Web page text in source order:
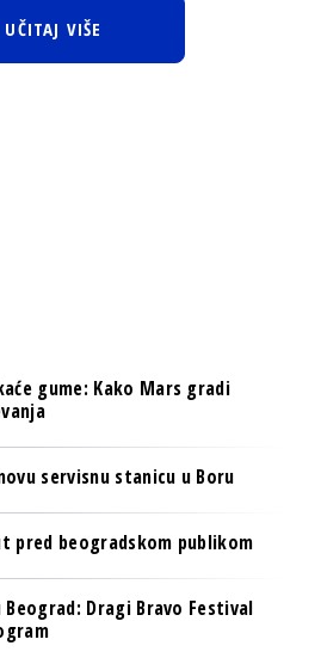
UČITAJ VIŠE
gume: Kako Mars gradi
servisnu stanicu u Boru
pred beogradskom publikom
Beograd: Dragi Bravo Festival